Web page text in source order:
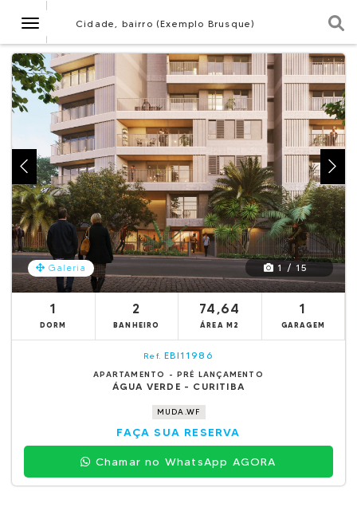
NavegaçãoCidade, bairro (Exemplo Brusque)
Galeria 1 / 15
1
DORM
2
BANHEIRO
74,64
ÁREA M2
1
GARAGEM
Ref. EBI11986
APARTAMENTO - PRÉ LANÇAMENTO
ÁGUA VERDE - CURITIBA
MUDA.WF
FAÇA SUA RESERVA
Chamar no WhatsApp AGORA